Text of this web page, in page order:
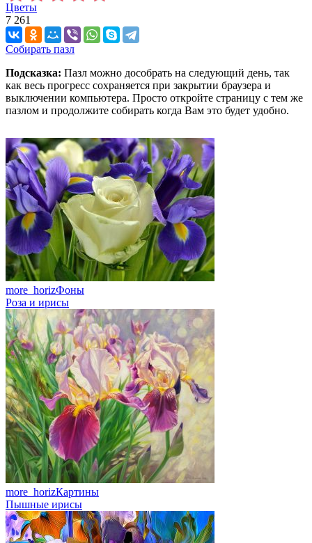
Цветы
7 261
Собирать пазл
Подсказка: Пазл можно дособрать на следующий день, так
как весь прогресс сохраняется при закрытии браузера и
выключении компьютера. Просто откройте страницу с тем же
пазлом и продолжите собирать когда Вам это будет удобно.
more_horizФоны
Роза и ирисы
more_horizКартины
Пышные ирисы